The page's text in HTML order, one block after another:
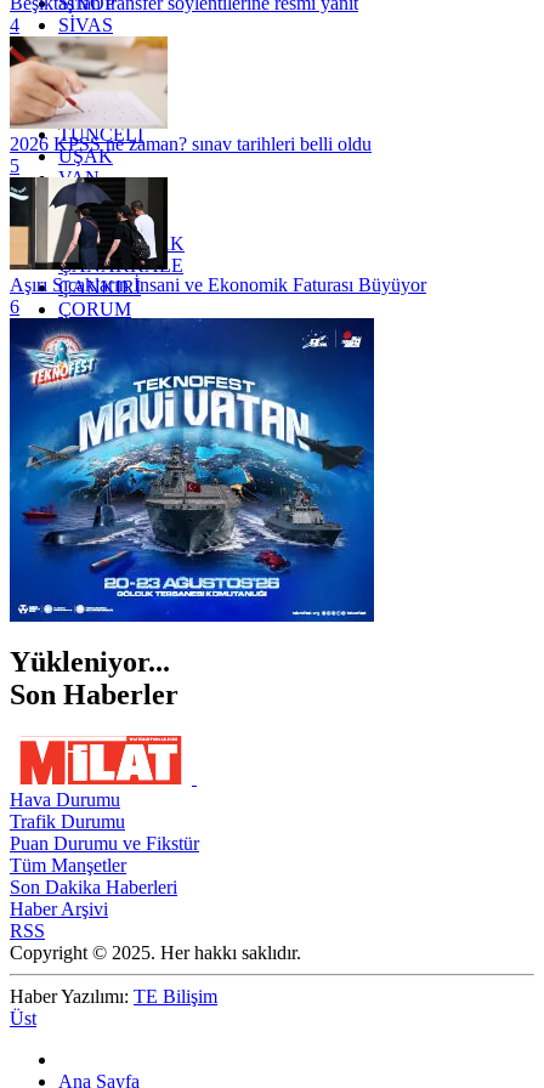
SİVAS
SİİRT
TEKİRDAĞ
TOKAT
TRABZON
TUNCELİ
UŞAK
VAN
YALOVA
YOZGAT
ZONGULDAK
ÇANAKKALE
ÇANKIRI
ÇORUM
İSTANBUL
İZMİR
ŞANLIURFA
ŞIRNAK
4
2026 KPSS ne zaman? sınav tarihleri belli oldu
5
Aşırı Sıcakların İnsani ve Ekonomik Faturası Büyüyor
6
Yükleniyor...
Son Haberler
Hava Durumu
Trafik Durumu
Puan Durumu ve Fikstür
Tüm Manşetler
Son Dakika Haberleri
Haber Arşivi
RSS
Copyright © 2025. Her hakkı saklıdır.
Haber Yazılımı: TE Bilişim
Üst
Ana Sayfa